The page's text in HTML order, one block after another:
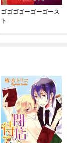
ゴゴゴゴーゴーゴース
ト